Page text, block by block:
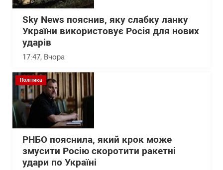
Sky News пояснив, яку слабку ланку
України використовує Росія для нових
ударів
17:47, Вчора
Політика
РНБО пояснила, який крок може
змусити Росію скоротити ракетні
удари по Україні